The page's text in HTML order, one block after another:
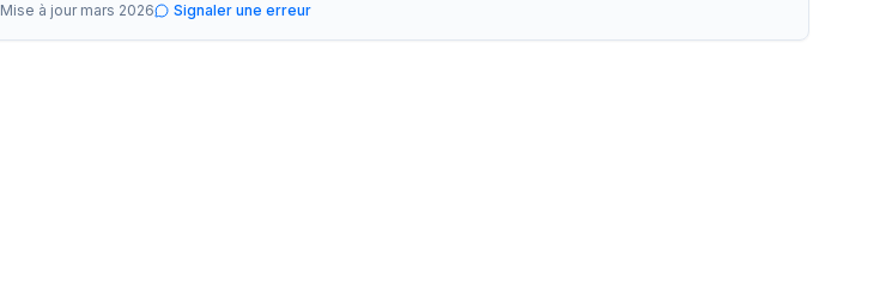
Mise à jour mars 2026 Signaler une erreur